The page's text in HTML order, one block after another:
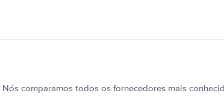
Nós comparamos todos os fornecedores mais